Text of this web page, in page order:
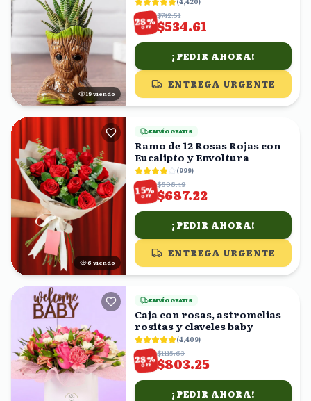
19 viendo
28%
OFF
$742.51
$534.61
¡PEDIR AHORA!
ENTREGA URGENTE
5 viendo
ENVÍO GRATIS
Ramo de 12 Rosas Rojas con
Eucalipto y Envoltura
(999)
15%
OFF
$808.49
$687.22
¡PEDIR AHORA!
ENTREGA URGENTE
ENVÍO GRATIS
Caja con rosas, astromelias
rositas y claveles baby
(4,409)
28%
OFF
$1115.63
$803.25
¡PEDIR AHORA!